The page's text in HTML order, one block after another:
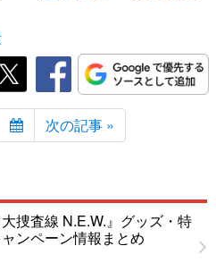
次の記事 »
大捜査線 N.E.W.』グッズ・特
ンペーン情報まとめ